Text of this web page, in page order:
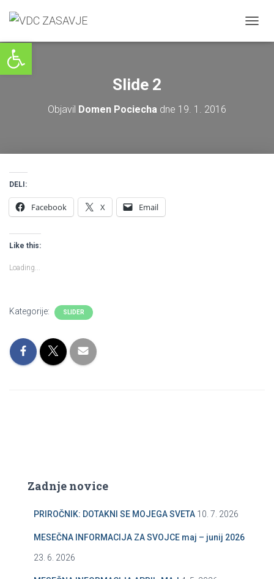
K
Slide 2
Objavil Domen Pociecha dne 19. 1. 2016
DELI:
Facebook X Email
Like this:
Loading...
Kategorije: SLIDER
Zadnje novice
PRIROČNIK: DOTAKNI SE MOJEGA SVETA 10. 7. 2026
MESEČNA INFORMACIJA ZA SVOJCE maj – junij 2026
23. 6. 2026
Open toolbar